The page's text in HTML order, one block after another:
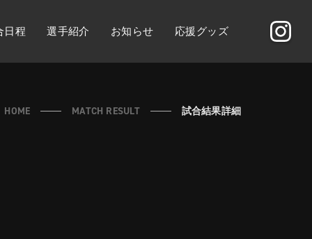
日程 選手紹介 お知らせ 応援グッズ
HOME MATCH RESULT 試合結果詳細